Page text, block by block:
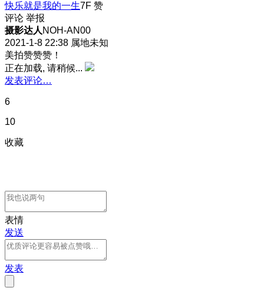
快乐就是我的一生7F 赞
评论 举报
摄影达人 NOH-AN00
2021-1-8 22:38 属地未知
美拍赞赞赞！
正在加载, 请稍候...
发表评论…
6
10
收藏
表情
发送
发表